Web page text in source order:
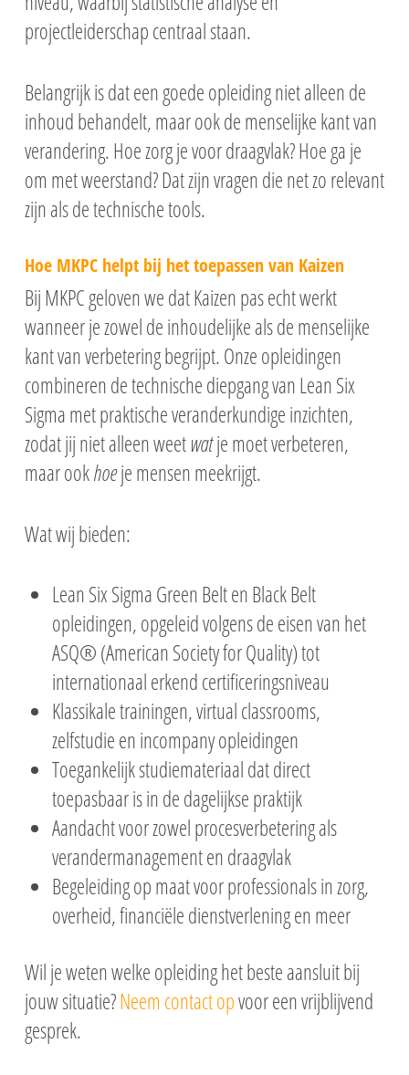
projectleiderschap centraal staan.
Belangrijk is dat een goede opleiding niet alleen de
inhoud behandelt, maar ook de menselijke kant van
verandering. Hoe zorg je voor draagvlak? Hoe ga je
om met weerstand? Dat zijn vragen die net zo relevant
zijn als de technische tools.
Hoe MKPC helpt bij het toepassen van Kaizen
Bij MKPC geloven we dat Kaizen pas echt werkt
wanneer je zowel de inhoudelijke als de menselijke
kant van verbetering begrijpt. Onze opleidingen
combineren de technische diepgang van Lean Six
Sigma met praktische veranderkundige inzichten,
zodat jij niet alleen weetwatje moet verbeteren,
maar ookhoeje mensen meekrijgt.
Wat wij bieden:
Lean Six Sigma Green Belt en Black Belt
opleidingen, opgeleid volgens de eisen van het
ASQ® (American Society for Quality) tot
internationaal erkend certificeringsniveau
Klassikale trainingen, virtual classrooms,
zelfstudie en incompany opleidingen
Toegankelijk studiemateriaal dat direct
toepasbaar is in de dagelijkse praktijk
Aandacht voor zowel procesverbetering als
verandermanagement en draagvlak
Begeleiding op maat voor professionals in zorg,
overheid, financiële dienstverlening en meer
Wil je weten welke opleiding het beste aansluit bij
jouw situatie?Neem contact opvoor een vrijblijvend
gesprek.